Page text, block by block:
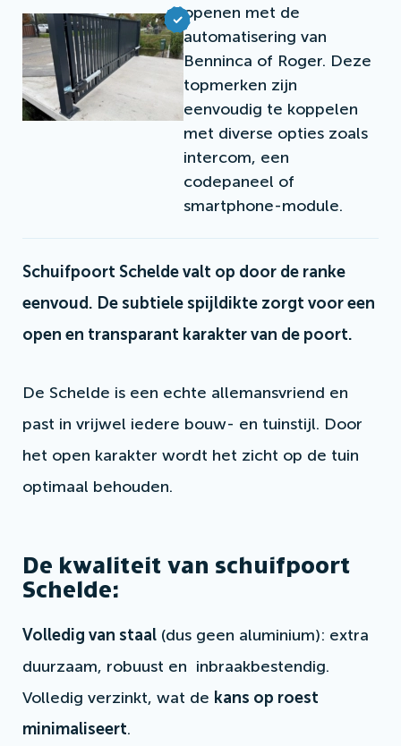
openen met de
automatisering van
Benninca of Roger. Deze
topmerken zijn
eenvoudig te koppelen
met diverse opties zoals
intercom, een
codepaneel of
smartphone-module.
Schuifpoort Schelde valt op door de ranke
eenvoud. De subtiele spijldikte zorgt voor een
open en transparant karakter van de poort.
De Schelde is een echte allemansvriend en
past in vrijwel iedere bouw- en tuinstijl. Door
het open karakter wordt het zicht op de tuin
optimaal behouden.
De kwaliteit van schuifpoort
Schelde:
Volledig van staal (dus geen aluminium): extra
duurzaam, robuust en inbraakbestendig.
Volledig verzinkt, wat de kans op roest
minimaliseert.